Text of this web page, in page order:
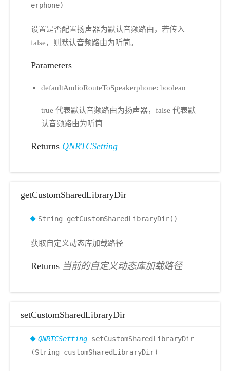
erphone)
设置是否配置扬声器为默认音频路由，若传入
false，则默认音频路由为听筒。
Parameters
defaultAudioRouteToSpeakerphone: boolean
true 代表默认音频路由为扬声器，false 代表默
认音频路由为听筒
Returns QNRTCSetting
getCustomSharedLibraryDir
String getCustomSharedLibraryDir()
获取自定义动态库加载路径
Returns 当前的自定义动态库加载路径
setCustomSharedLibraryDir
QNRTCSetting setCustomSharedLibraryDir
(String customSharedLibraryDir)